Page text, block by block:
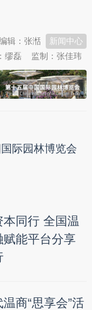
新闻中心
辑：张湉
监制：张佳玮
缪磊
际园林博览会
同行 全国温
赋能平台分享
商“思享会”活